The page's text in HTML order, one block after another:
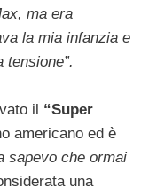
ma era
la mia infanzia e
il “Super
americano ed è
sapevo che ormai
una